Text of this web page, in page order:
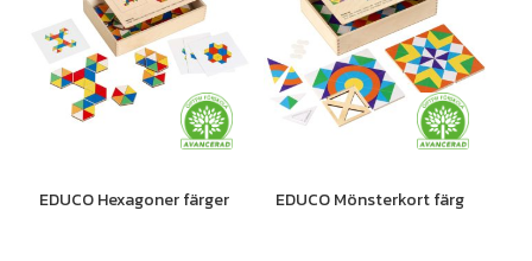
EDUCO Hexagoner färger EDUCO Mönsterkort färg